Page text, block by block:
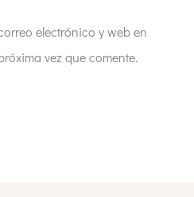
electrónico y web en
vez que comente.